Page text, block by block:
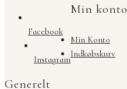
Facebook
Instagram
Min konto
Min Konto
Indkøbskurv
Generelt